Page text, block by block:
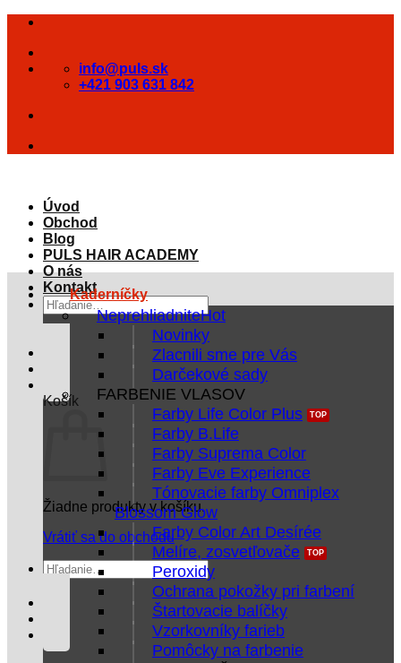
Skip
content
info@puls.sk
+421 903 631 842
Úvod
Obchod
Blog
PULS HAIR ACADEMY
O nás
Kontakt
Hľadať:
Košík
Žiadne produkty v košíku.
Vrátiť sa do obchodu
Hľadať:
Kaderníčky
Neprehliadnite
Novinky
Zlacnili sme pre Vás
Darčekové sady
FARBENIE VLASOV
Farby Life Color Plus
Farby B.Life
Farby Suprema Color
Farby Eve Experience
Tónovacie farby Omniplex
Blossom Glow
Farby Color Art Desírée
Melíre, zosvetľovače
Peroxidy
Ochrana pokožky pri farbení
Štartovacie balíčky
Vzorkovníky farieb
Pomôcky na farbenie